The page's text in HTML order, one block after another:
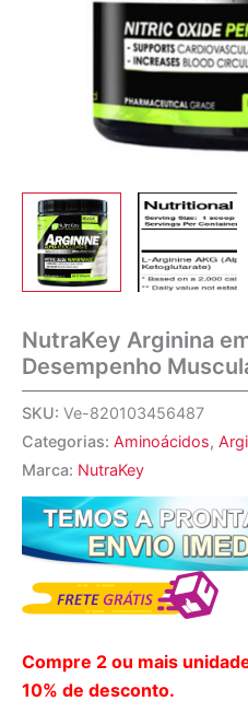
NutraKey Arginina
Desempenho
SKU: Ve-820103456487
Categorias: Aminoácidos,
Marca: NutraKey
Compre 2 ou mais
10% de desconto.